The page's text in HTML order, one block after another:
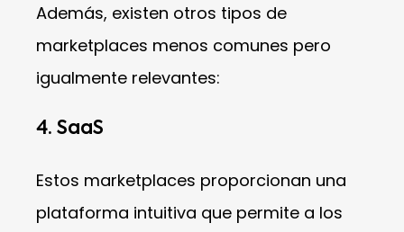
Además, existen otros tipos de
marketplaces menos comunes pero
igualmente relevantes:
4. SaaS
Estos marketplaces proporcionan una
plataforma intuitiva que permite a los